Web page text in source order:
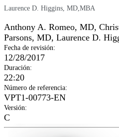
Laurence D. Higgins, MD,MBA
Anthony A. Romeo, MD,
Parsons, MD, Laurence D.
Fecha de revisión:
12/28/2017
Duración:
22:20
Número de referencia:
VPT1-00773-EN
Versión:
C